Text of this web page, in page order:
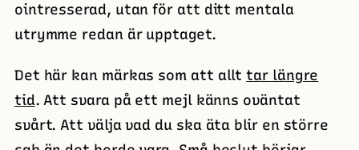
ointresserad, utan för att ditt mentala
utrymme redan är upptaget.
Det här kan märkas som att allttar längre
tid. Att svara på ett mejl känns oväntat
svårt. Att välja vad du ska äta blir en större